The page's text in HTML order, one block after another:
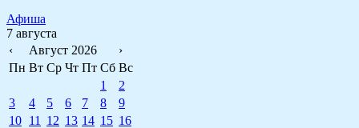
Афиша
7 августа
‹
Август 2026
›
Пн Вт Ср Чт Пт Сб Вс
1
2
3
4 5 6 7 8
9
10 11 12 13 14 15 16